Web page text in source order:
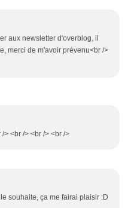
aux newsletter d'overblog, il
merci de m'avoir prévenu<br />
> <br /> <br /> <br />
souhaite, ça me fairai plaisir :D